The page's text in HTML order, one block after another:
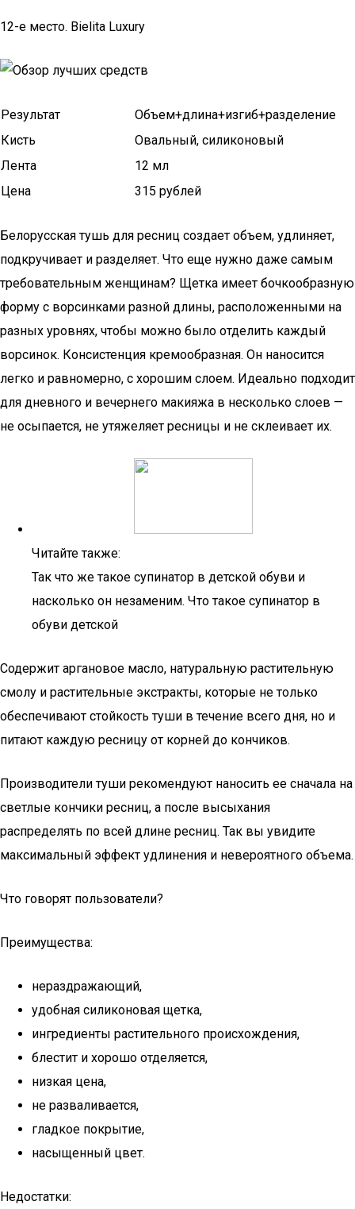
12-е место. Bielita Luxury
Результат
Объем+длина+изгиб+разделение
Кисть
Овальный, силиконовый
Лента
12 мл
Цена
315 рублей
Белорусская тушь для ресниц создает объем, удлиняет,
подкручивает и разделяет. Что еще нужно даже самым
требовательным женщинам? Щетка имеет бочкообразную
форму с ворсинками разной длины, расположенными на
разных уровнях, чтобы можно было отделить каждый
ворсинок. Консистенция кремообразная. Он наносится
легко и равномерно, с хорошим слоем. Идеально подходит
для дневного и вечернего макияжа в несколько слоев —
не осыпается, не утяжеляет ресницы и не склеивает их.
Читайте также:
Так что же такое супинатор в детской обуви и
насколько он незаменим. Что такое супинатор в
обуви детской
Содержит аргановое масло, натуральную растительную
смолу и растительные экстракты, которые не только
обеспечивают стойкость туши в течение всего дня, но и
питают каждую ресницу от корней до кончиков.
Производители туши рекомендуют наносить ее сначала на
светлые кончики ресниц, а после высыхания
распределять по всей длине ресниц. Так вы увидите
максимальный эффект удлинения и невероятного объема.
Что говорят пользователи?
Преимущества:
нераздражающий,
удобная силиконовая щетка,
ингредиенты растительного происхождения,
блестит и хорошо отделяется,
низкая цена,
не разваливается,
гладкое покрытие,
насыщенный цвет.
Недостатки: